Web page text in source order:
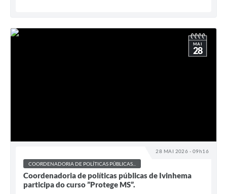
28 MAI 2026 - 09h16
MAI
28
COORDENADORIA DE POLÍTICAS PÚBLICAS...
Coordenadoria de políticas públicas de Ivinhema
participa do curso ”Protege MS”.